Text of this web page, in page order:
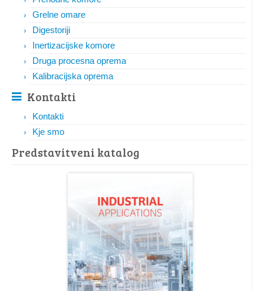
Grelne omare
Digestoriji
Inertizacijske komore
Druga procesna oprema
Kalibracijska oprema
Kontakti
Kontakti
Kje smo
Predstavitveni katalog​​